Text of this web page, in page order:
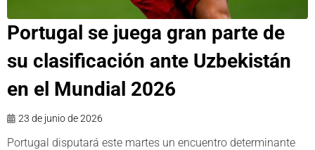
Portugal se juega gran parte de
su clasificación ante Uzbekistán
en el Mundial 2026
23 de junio de 2026
Portugal disputará este martes un encuentro determinante